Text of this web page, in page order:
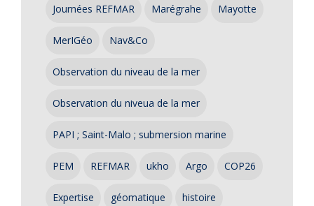
Journées REFMAR Marégrahe Mayotte
MerIGéo Nav&Co
Observation du niveau de la mer
Observation du niveua de la mer
PAPI ; Saint-Malo ; submersion marine
PEM REFMAR ukho Argo COP26
Expertise géomatique histoire